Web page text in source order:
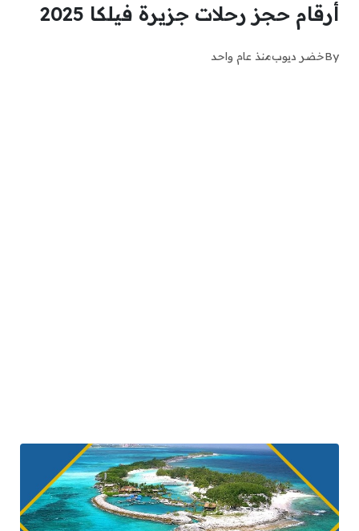
أرقام حجز رحلات جزيرة فيلكا 2025
Byخضر ديوبمنذ عام واحد